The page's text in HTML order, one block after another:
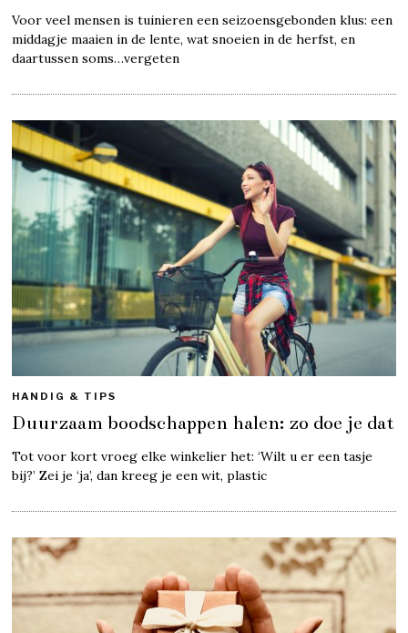
Voor veel mensen is tuinieren een seizoensgebonden klus: een
middagje maaien in de lente, wat snoeien in de herfst, en
daartussen soms…vergeten
HANDIG & TIPS
Duurzaam boodschappen halen: zo doe je dat
Tot voor kort vroeg elke winkelier het: ‘Wilt u er een tasje
bij?’ Zei je ‘ja’, dan kreeg je een wit, plastic